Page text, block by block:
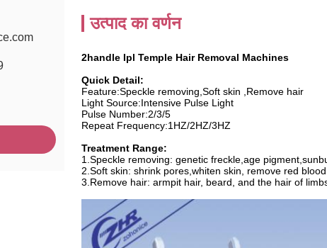
उत्पाद का वर्णन
2handle Ipl Temple Hair Removal Machines
Quick Detail:
Feature:Speckle removing, Soft skin , Remove hair
Light Source:Intensive Pulse Light
Pulse Number:2/3/5
Repeat Frequency:1HZ/2HZ/3HZ
Treatment Range:
1.Speckle removing: genetic freckle,age
2.Soft skin: shrink pores,whiten skin, remove red
3.Remove hair: armpit hair, beard, and the hair of